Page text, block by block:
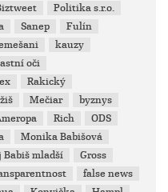
Politika s.r.o.
Sanep
Fulín
kauzy
oči
Rakický
Mečiar
byznys
Rich
ODS
Monika Babišová
Babiš mladší
Gross
false news